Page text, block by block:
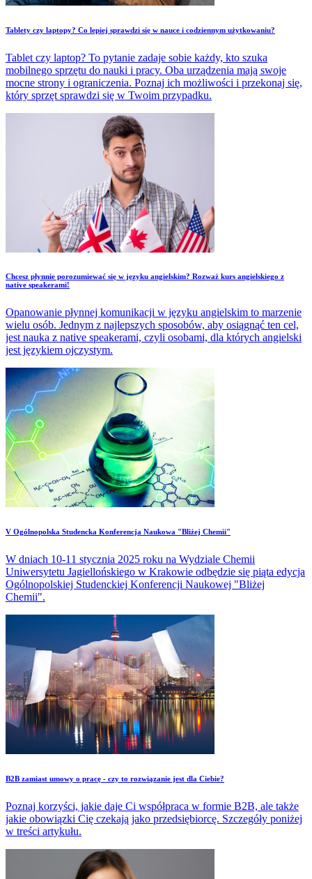
Tablety czy laptopy? Co lepiej sprawdzi się w nauce i codziennym użytkowaniu?
Tablet czy laptop? To pytanie zadaje sobie każdy, kto szuka
mobilnego sprzętu do nauki i pracy. Oba urządzenia mają swoje
mocne strony i ograniczenia. Poznaj ich możliwości i przekonaj się,
który sprzęt sprawdzi się w Twoim przypadku.
Chcesz płynnie porozumiewać się w języku angielskim? Rozważ kurs angielskiego z
native speakerami!
Opanowanie płynnej komunikacji w języku angielskim to marzenie
wielu osób. Jednym z najlepszych sposobów, aby osiągnąć ten cel,
jest nauka z native speakerami, czyli osobami, dla których angielski
jest językiem ojczystym.
​V Ogólnopolska Studencka Konferencja Naukowa "Bliżej Chemii"
W dniach 10-11 stycznia 2025 roku na Wydziale Chemii
Uniwersytetu Jagiellońskiego w Krakowie odbędzie się piąta edycja
Ogólnopolskiej Studenckiej Konferencji Naukowej "Bliżej
Chemii".
​B2B zamiast umowy o pracę - czy to rozwiązanie jest dla Ciebie?
Poznaj korzyści, jakie daje Ci współpraca w formie B2B, ale także
jakie obowiązki Cię czekają jako przedsiębiorcę. Szczegóły poniżej
w treści artykułu.